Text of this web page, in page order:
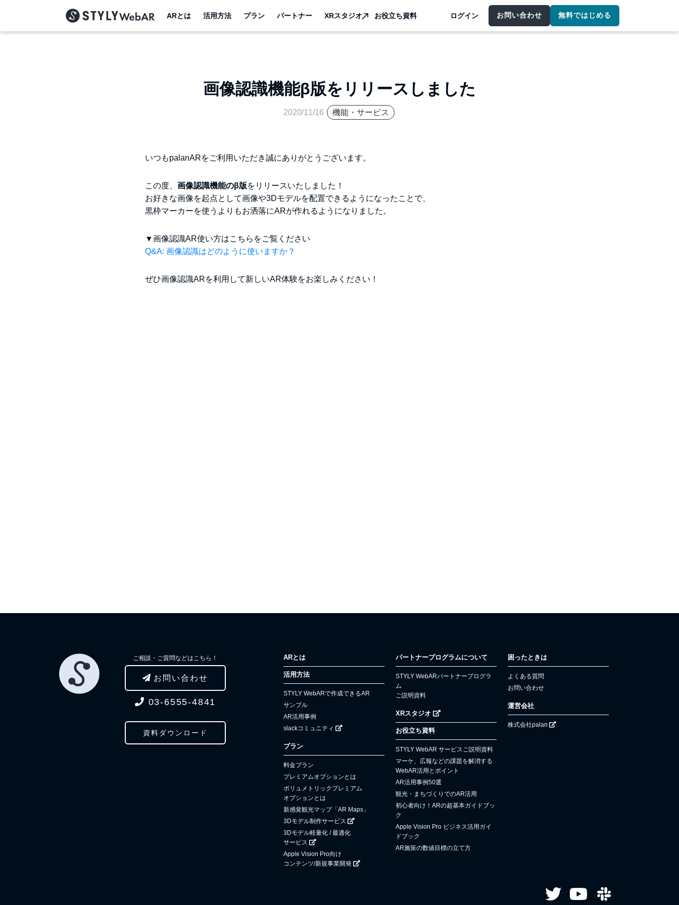
ARとは 活用方法 プラン パートナー XRスタジオ お役立ち資料 ログイン お問い合わせ 無料ではじめる
画像認識機能β版をリリースしました
2020/11/16 機能・サービス
いつもpalanARをご利用いただき誠にありがとうございます。
この度、 画像認識機能のβ版をリリースいたしました！
お好きな画像を起点として画像や3Dモデルを配置できるようになったことで、
黒枠マーカーを使うよりもお洒落にARが作れるようになりました。
▼画像認識AR使い方はこちらをご覧ください
Q&A: 画像認識はどのように使いますか？
ぜひ画像認識ARを利用して新しいAR体験をお楽しみください！
ご相談・ご質問などはこちら！
お問い合わせ
03-6555-4841
資料ダウンロード
ARとは
活用方法
STYLY WebARで作成できるAR
サンプル
AR活用事例
slackコミュニティ
プラン
料金プラン
プレミアムオプションとは
ボリュメトリックプレミアム
オプションとは
新感覚観光マップ「AR Maps」
3Dモデル制作サービス
3Dモデル軽量化 / 最適化
サービス
Apple Vision Pro向け
コンテンツ/新規事業開発
パートナープログラムについて
STYLY WebARパートナープログラ
ム
ご説明資料
XRスタジオ
お役立ち資料
STYLY WebAR サービスご説明資料
マーケ、広報などの課題を解消する
WebAR活用とポイント
AR活用事例50選
観光・まちづくりでのAR活用
初心者向け！ARの超基本ガイドブッ
ク
Apple Vision Pro ビジネス活用ガイ
ドブック
AR施策の数値目標の立て方
困ったときは
よくある質問
お問い合わせ
運営会社
株式会社palan